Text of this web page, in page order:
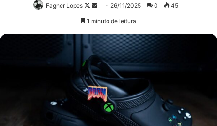
Fagner Lopes
Follow
Mande
mail
26/11/2025 0 45
1 minuto de leitura